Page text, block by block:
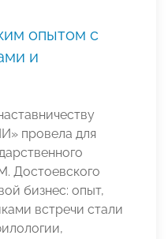
опытом с
и
провела для
Достоевского
бизнес: опыт,
встречи стали